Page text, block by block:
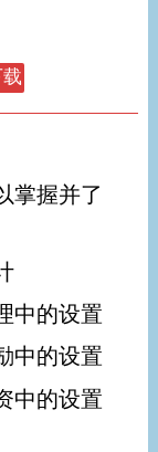
掌握并了
中的设置
中的设置
中的设置